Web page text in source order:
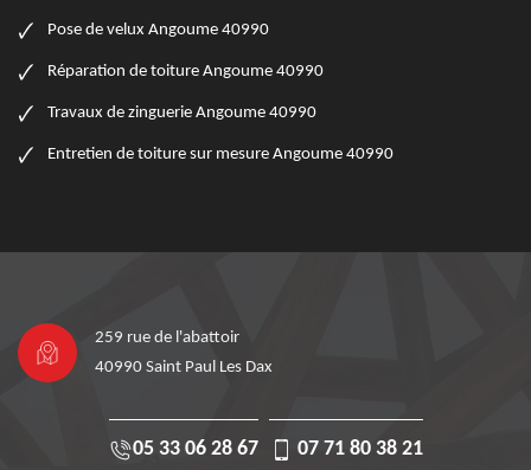
Pose de velux Angoume 40990
Réparation de toiture Angoume 40990
Travaux de zinguerie Angoume 40990
Entretien de toiture sur mesure Angoume 40990
259 rue de l'abattoir
40990 Saint Paul Les Dax
05 33 06 28 67 07 71 80 38 21